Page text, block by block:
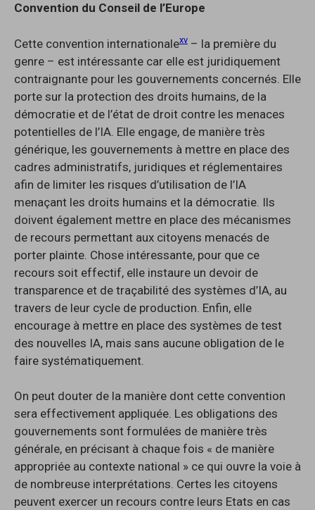
Convention du Conseil de l’Europe
Cette convention internationalexv – la première du
genre – est intéressante car elle est juridiquement
contraignante pour les gouvernements concernés. Elle
porte sur la protection des droits humains, de la
démocratie et de l’état de droit contre les menaces
potentielles de l’IA. Elle engage, de manière très
générique, les gouvernements à mettre en place des
cadres administratifs, juridiques et réglementaires
afin de limiter les risques d’utilisation de l’IA
menaçant les droits humains et la démocratie. Ils
doivent également mettre en place des mécanismes
de recours permettant aux citoyens menacés de
porter plainte. Chose intéressante, pour que ce
recours soit effectif, elle instaure un devoir de
transparence et de traçabilité des systèmes d’IA, au
travers de leur cycle de production. Enfin, elle
encourage à mettre en place des systèmes de test
des nouvelles IA, mais sans aucune obligation de le
faire systématiquement.
On peut douter de la manière dont cette convention
sera effectivement appliquée. Les obligations des
gouvernements sont formulées de manière très
générale, en précisant à chaque fois « de manière
appropriée au contexte national » ce qui ouvre la voie à
de nombreuse interprétations. Certes les citoyens
peuvent exercer un recours contre leurs Etats en cas